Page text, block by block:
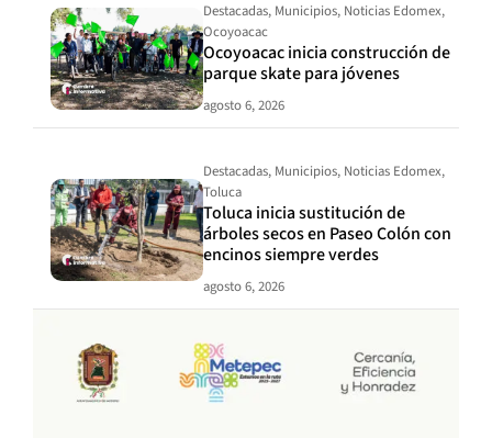
Destacadas, Municipios, Noticias Edomex,
Ocoyoacac
Ocoyoacac inicia construcción de
parque skate para jóvenes
agosto 6, 2026
Destacadas, Municipios, Noticias Edomex,
Toluca
Toluca inicia sustitución de
árboles secos en Paseo Colón con
encinos siempre verdes
agosto 6, 2026